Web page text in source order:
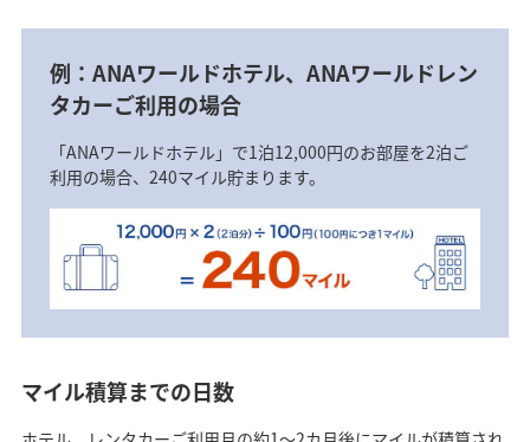
例：ANAワールドホテル、ANAワールドレン
タカーご利用の場合
「ANAワールドホテル」で1泊12,000円のお部屋を2泊ご
利用の場合、240マイル貯まります。
マイル積算までの日数